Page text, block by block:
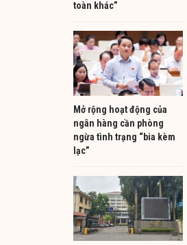
toàn khác”
Mở rộng hoạt động của
ngân hàng cần phòng
ngừa tình trạng “bia kèm
lạc”